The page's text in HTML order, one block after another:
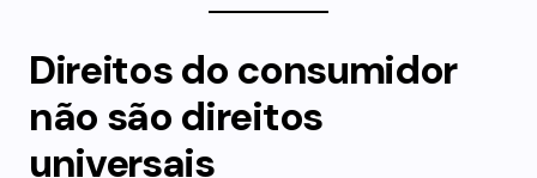
Direitos do consumidor
não são direitos
universais